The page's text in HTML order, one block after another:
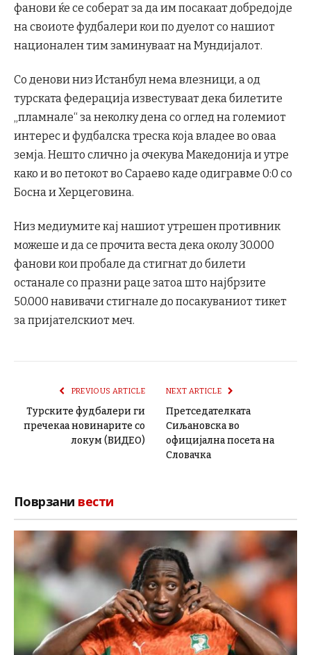
фанови ќе се соберат за да им посакаат добредојде
на своиоте фудбалери кои по дуелот со нашиот
национален тим заминуваат на Мундијалот.
Со денови низ Истанбул нема влезници, а од
турската федерација известуваат дека билетите
„пламнале“ за неколку дена со оглед на големиот
интерес и фудбалска треска која владее во оваа
земја. Нешто слично ја очекува Македонија и утре
како и во петокот во Сараево каде одигравме 0:0 со
Босна и Херцеговина.
Низ медиумите кај нашиот утрешен противник
можеше и да се прочита веста дека околу 30.000
фанови кои пробале да стигнат до билети
останале со празни раце затоа што најбрзите
50.000 навивачи стигнале до посакуваниот тикет
за пријателскиот меч.
PREVIOUS ARTICLE
Турските фудбалери ги
пречекаа новинарите со
локум (ВИДЕО)
NEXT ARTICLE
Претседателката
Сиљановска во
официјална посета на
Словачка
Поврзани вести